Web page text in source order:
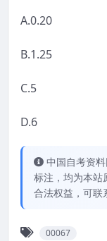
A.0.20
B.1.25
C.5
D.6
中国自考资
标注，均为本站
合法权益，可联
00067